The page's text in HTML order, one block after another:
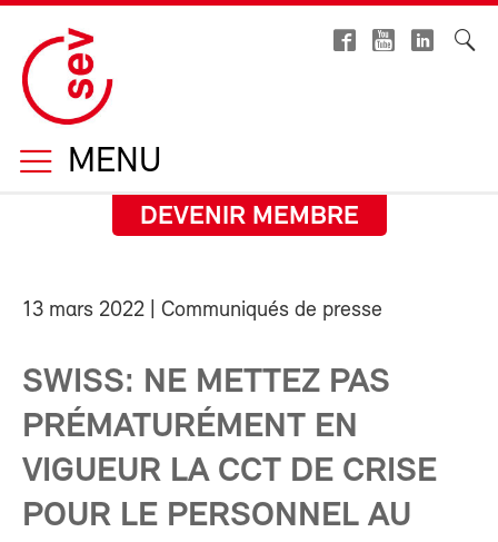
MENU
DEVENIR MEMBRE
13 mars 2022 | Communiqués de presse
SWISS: NE METTEZ PAS
PRÉMATURÉMENT EN
VIGUEUR LA CCT DE CRISE
POUR LE PERSONNEL AU